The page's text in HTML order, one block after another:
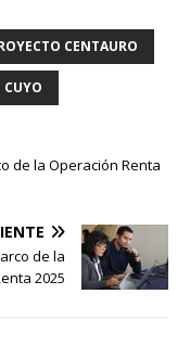
CENTAURO
de la Operación Renta
de la
2025